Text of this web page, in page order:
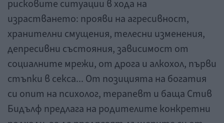
рисковите ситуации в хода на
израстването: прояви на агресивност,
хранителни смущения, телесни изменения,
депресивни състояния, зависимост от
социалните мрежи, от дрога и алкохол, първи
стъпки в секса... От позицията на богатия
си опит на психолог, терапевт и баща Стив
Бидълф предлага на родителите конкретни